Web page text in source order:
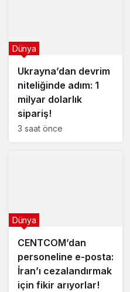
Ukrayna’dan devrim
niteliğinde adım: 1
milyar dolarlık
sipariş!
Dünya
3 saat önce
CENTCOM’dan
personeline e-posta:
İran’ı cezalandırmak
için fikir arıyorlar!
Dünya